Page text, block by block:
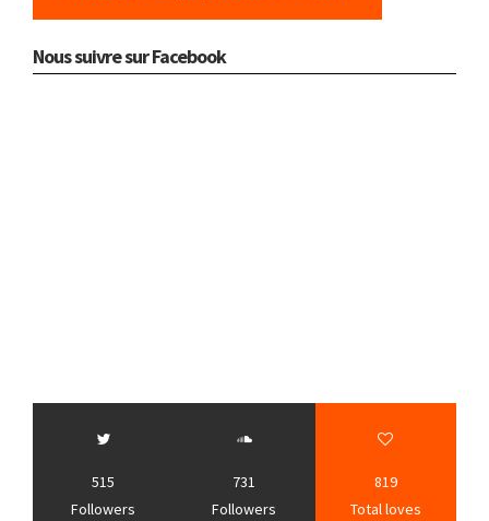
Nous suivre sur Facebook
515
Followers
731
Followers
819
Total loves